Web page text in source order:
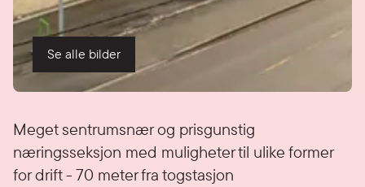
Se alle bilder
Meget sentrumsnær og prisgunstig
næringsseksjon med muligheter til ulike former
for drift - 70 meter fra togstasjon
Detaljer